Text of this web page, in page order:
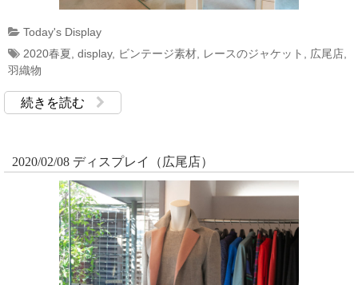
Today's Display
2020春夏 display, ビンテージ素材 レースのジャケット 広尾店
羽織物
続きを読む
2020/02/08 ディスプレイ（広尾店）